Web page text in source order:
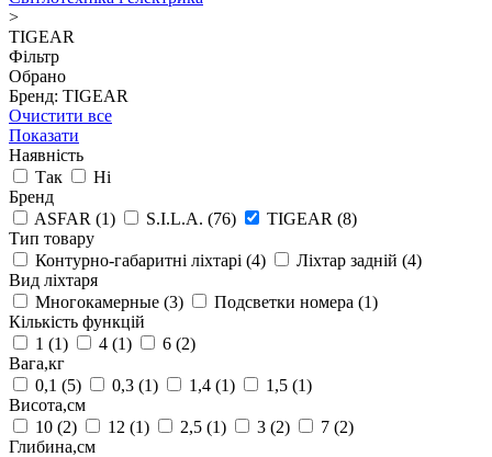
>
TIGEAR
Фільтр
Обрано
Бренд: TIGEAR
Очистити все
Показати
Наявність
Так
Ні
Бренд
ASFAR (1) S.I.L.A. (76) TIGEAR (8)
Тип товару
Контурно-габаритні ліхтарі (4) Ліхтар задній (4)
Вид ліхтаря
Многокамерные (3) Подсветки номера (1)
Кількість функцій
1 (1) 4 (1) 6 (2)
Вага,кг
0,1 (5) 0,3 (1) 1,4 (1) 1,5 (1)
Висота,см
10 (2) 12 (1) 2,5 (1) 3 (2) 7 (2)
Глибина,см